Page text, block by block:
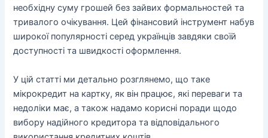
необхідну суму грошей без зайвих формальностей та
тривалого очікування. Цей фінансовий інструмент набув
широкої популярності серед українців завдяки своїй
доступності та швидкості оформлення.
У цій статті ми детально розглянемо, що таке
мікрокредит на картку, як він працює, які переваги та
недоліки має, а також надамо корисні поради щодо
вибору надійного кредитора та відповідального